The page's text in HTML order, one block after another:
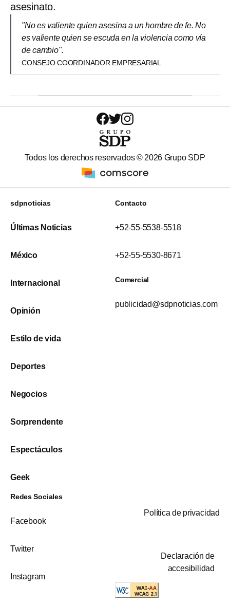
asesinato.
"No es valiente quien asesina a un hombre de fe. No
es valiente quien se escuda en la violencia como vía
de cambio".
CONSEJO COORDINADOR EMPRESARIAL
Todos los derechos reservados © 2026 Grupo SDP
sdpnoticias
Últimas Noticias
México
Internacional
Opinión
Estilo de vida
Deportes
Negocios
Sorprendente
Espectáculos
Geek
Contacto
+52-55-5538-5518
+52-55-5530-8671
Comercial
publicidad@sdpnoticias.com
Redes Sociales
Facebook
Twitter
Instagram
Política de privacidad
Declaración de
accesibilidad